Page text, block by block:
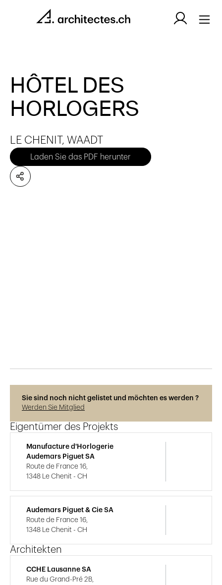
HÔTEL DES
HORLOGERS
LE CHENIT, WAADT
Laden Sie das PDF herunter
Sie sind noch nicht gelistet und möchten es werden ?
Werden Sie Mitglied
Eigentümer des Projekts
Manufacture d'Horlogerie
Audemars Piguet SA
Route de France 16,
1348 Le Chenit - CH
Audemars Piguet & Cie SA
Route de France 16,
1348 Le Chenit - CH
Architekten
CCHE Lausanne SA
Rue du Grand-Pré 2B,